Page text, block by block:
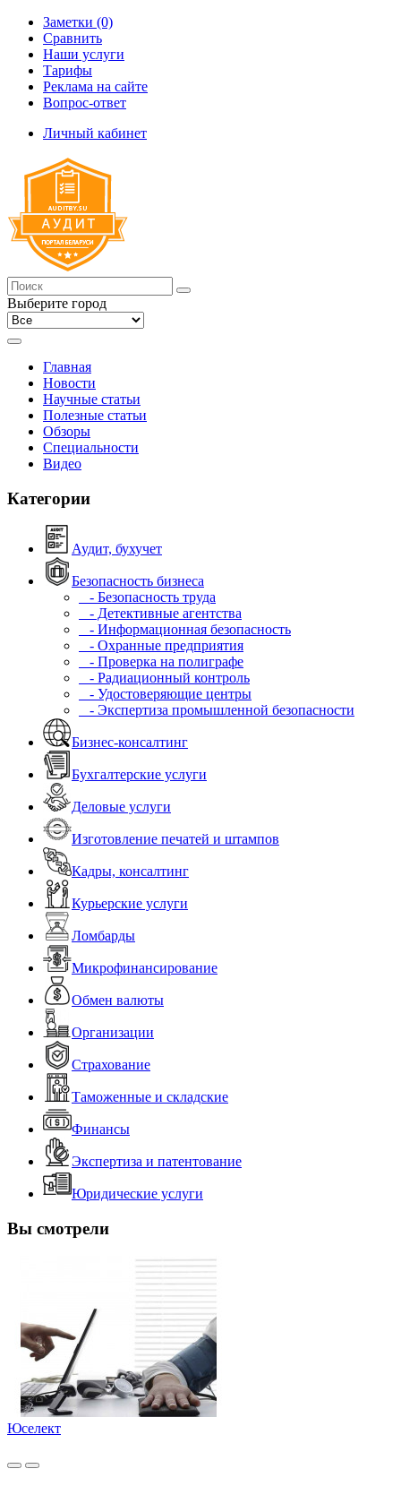
Заметки (0)
Сравнить
Наши услуги
Тарифы
Реклама на сайте
Вопрос-ответ
Личный кабинет
Выберите город
Главная
Новости
Научные статьи
Полезные статьи
Обзоры
Специальности
Видео
Категории
Аудит, бухучет
Безопасность бизнеса
- Безопасность труда
- Детективные агентства
- Информационная безопасность
- Охранные предприятия
- Проверка на полиграфе
- Радиационный контроль
- Удостоверяющие центры
- Экспертиза промышленной безопасности
Бизнес-консалтинг
Бухгалтерские услуги
Деловые услуги
Изготовление печатей и штампов
Кадры, консалтинг
Курьерские услуги
Ломбарды
Микрофинансирование
Обмен валюты
Организации
Страхование
Таможенные и складские
Финансы
Экспертиза и патентование
Юридические услуги
Вы смотрели
Юселект